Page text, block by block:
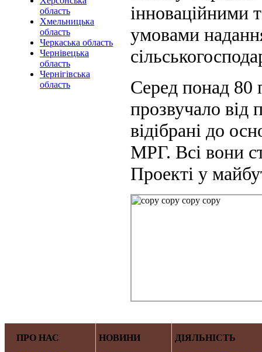
область
Хмельницька
область
Черкаська область
Чернівецька
область
Чернігівська
область
інноваційними
умовами
Серед понад 80
прозвучало від
відібрані до
МРГ. Всі вони
Проекті у
ПРО НАС
НОВИНИ
ДІЯЛЬНІСТЬ